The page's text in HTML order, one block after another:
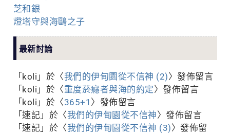
芝和銀
燈塔守與海鷗之子
最新討論
「 koli 」於〈我們的伊甸園從不信神 (2)〉發佈留言
「 koli 」於〈重度菸癮者與海的約定〉發佈留言
「 koli 」於〈365+1 〉發佈留言
「 速記 」於〈我們的伊甸園從不信神〉發佈留言
「 速記 」於〈我們的伊甸園從不信神 (3)〉發佈留